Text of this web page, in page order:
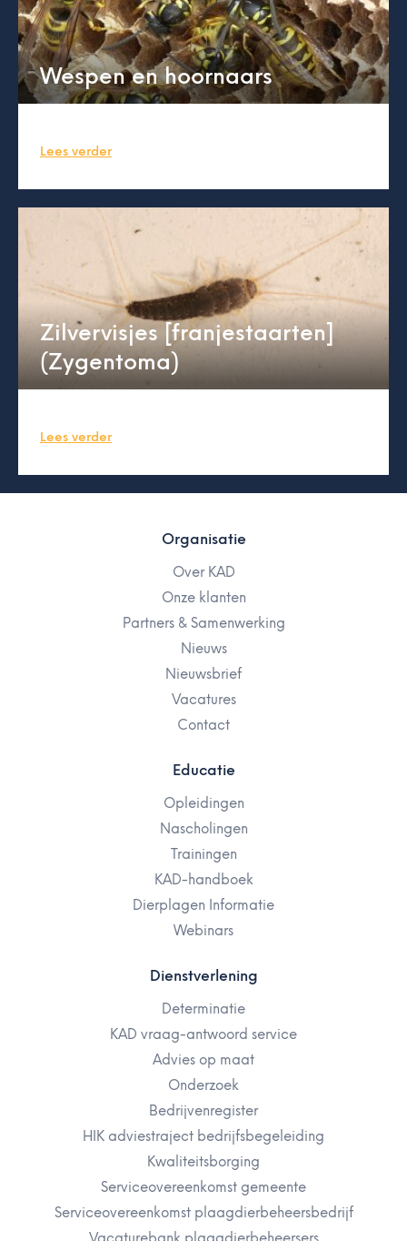
Wespen en hoornaars
Lees verder
Zilvervisjes [franjestaarten]
(Zygentoma)
Lees verder
Organisatie
Over KAD
Onze klanten
Partners & Samenwerking
Nieuws
Nieuwsbrief
Vacatures
Contact
Educatie
Opleidingen
Nascholingen
Trainingen
KAD-handboek
Dierplagen Informatie
Webinars
Dienstverlening
Determinatie
KAD vraag-antwoord service
Advies op maat
Onderzoek
Bedrijvenregister
HIK adviestraject bedrijfsbegeleiding
Kwaliteitsborging
Serviceovereenkomst gemeente
Serviceovereenkomst plaagdierbeheersbedrijf